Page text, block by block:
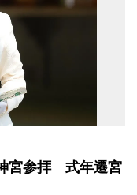
宮参拝 式年遷宮